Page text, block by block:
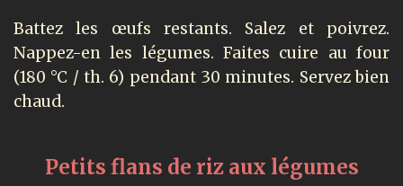
Battez les œufs restants. Salez et poivrez.
Nappez-en les légumes. Faites cuire au four
(180 °C / th. 6) pendant 30 minutes. Servez bien
chaud.
Petits flans de riz aux légumes